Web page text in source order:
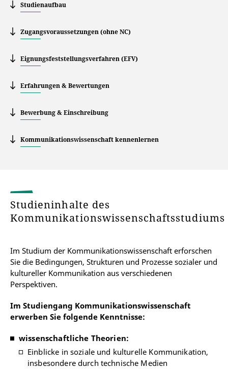
Studienaufbau
Zugangsvoraussetzungen (ohne NC)
Eignungsfeststellungsverfahren (EFV)
Erfahrungen & Bewertungen
Bewerbung & Einschreibung
Kommunikationswissenschaft kennenlernen
Studieninhalte des
Kommunikationswissenschaftsstudiums
Im Studium der Kommunikationswissenschaft erforschen
Sie die Bedingungen, Strukturen und Prozesse sozialer und
kultureller Kommunikation aus verschiedenen
Perspektiven.
Im Studiengang Kommunikationswissenschaft
erwerben Sie folgende Kenntnisse:
wissenschaftliche Theorien:
Einblicke in soziale und kulturelle Kommunikation,
insbesondere durch technische Medien